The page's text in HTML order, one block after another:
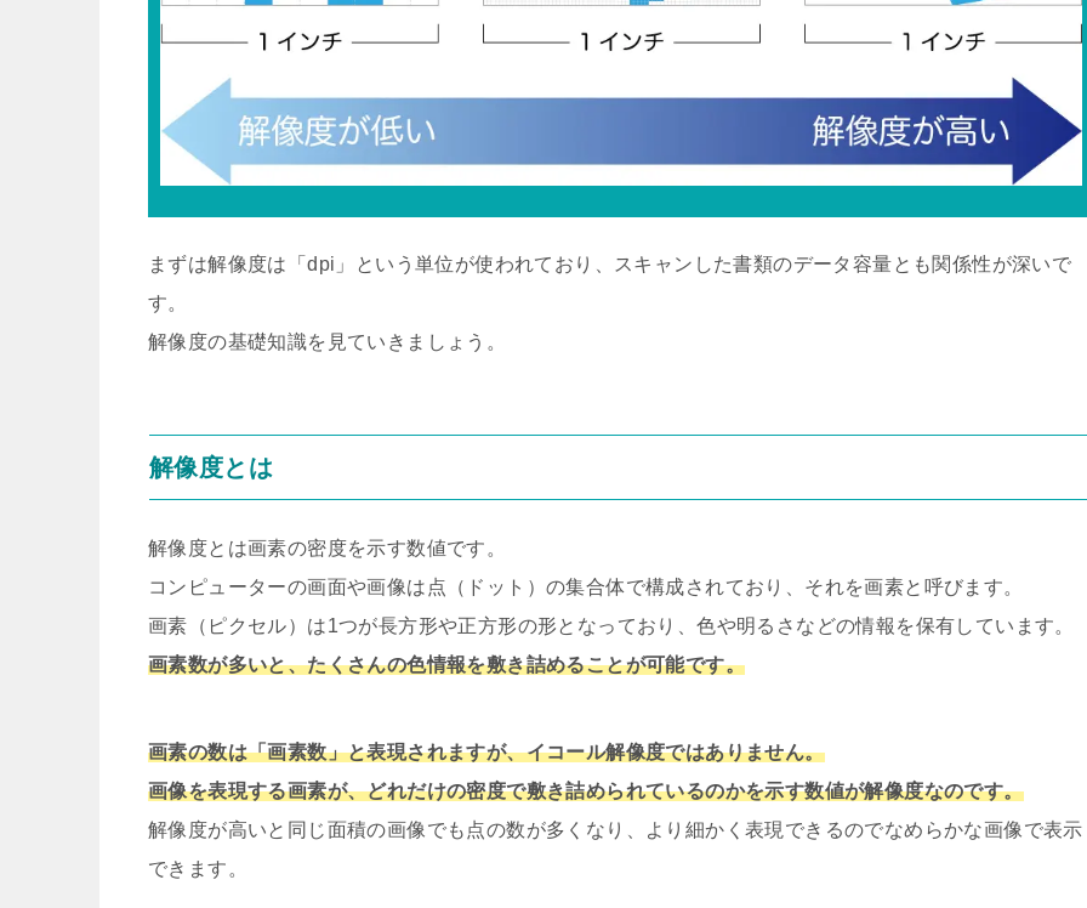
まずは解像度は「dpi」という単位が使われており、スキャンした書類のデータ容量とも関係性が深いで
す。
解像度の基礎知識を見ていきましょう。
解像度とは
解像度とは画素の密度を示す数値です。
コンピューターの画面や画像は点（ドット）の集合体で構成されており、それを画素と呼びます。
画素（ピクセル）は1つが長方形や正方形の形となっており、色や明るさなどの情報を保有しています。
画素数が多いと、たくさんの色情報を敷き詰めることが可能です。
画素の数は「画素数」と表現されますが、イコール解像度ではありません。
画像を表現する画素が、どれだけの密度で敷き詰められているのかを示す数値が解像度なのです。
解像度が高いと同じ面積の画像でも点の数が多くなり、より細かく表現できるのでなめらかな画像で表示
できます。